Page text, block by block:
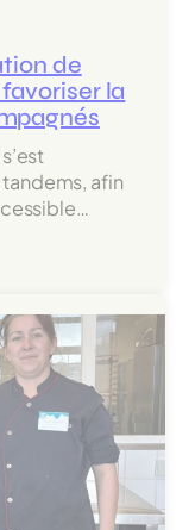
de
la
afin